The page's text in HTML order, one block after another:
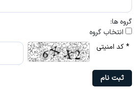
گروه ها:
انتخاب گروه
* کد امنیتی